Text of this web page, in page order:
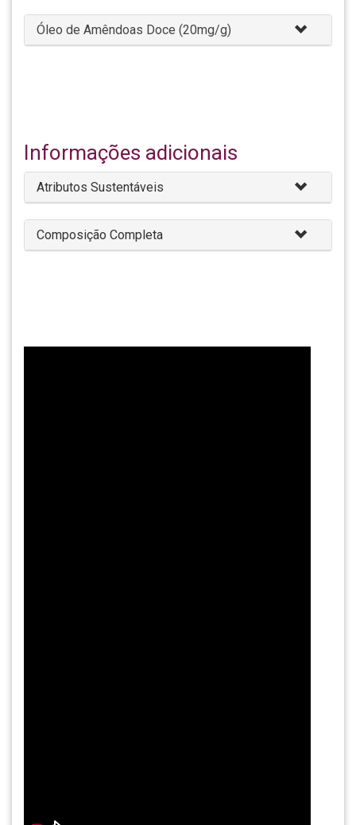
Óleo de Amêndoas Doce (20mg/g)
Informações adicionais
Atributos Sustentáveis
Composição Completa